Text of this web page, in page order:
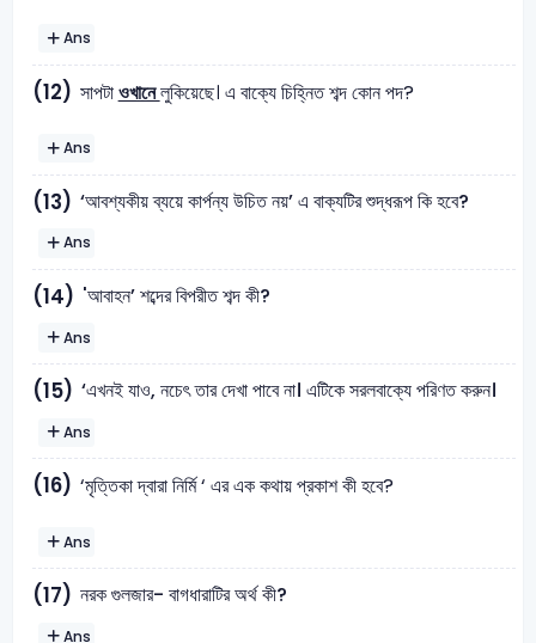
Ans
(12) সাপটাওখানেলুকিয়েছে। এ বাক্যে চিহ্নিত শব্দ কোন পদ?
Ans
(13) ‘আবশ্যকীয় ব্যয়ে কার্পন্য উচিত নয়’ এ বাক্যটির শুদ্ধরূপ কি হবে?
Ans
(14) 'আবাহন’ শব্দের বিপরীত শব্দ কী?
Ans
(15) ‘এখনই যাও, নচেৎ তার দেখা পাবে না। এটিকে সরলবাক্যে পরিণত করুন।
Ans
(16) ‘মৃত্তিকা দ্বারা নির্মি ‘ এর এক কথায় প্রকাশ কী হবে?
Ans
(17) নরক গুলজার- বাগধারাটির অর্থ কী?
Ans